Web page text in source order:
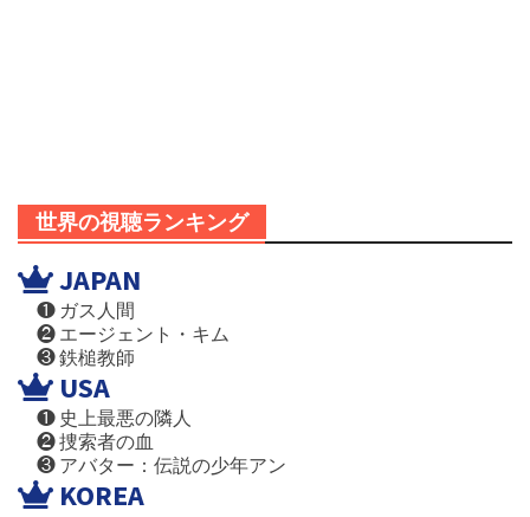
世界の視聴ランキング
JAPAN
❶ ガス人間
❷ エージェント・キム
❸ 鉄槌教師
USA
❶ 史上最悪の隣人
❷ 捜索者の血
❸ アバター：伝説の少年アン
KOREA